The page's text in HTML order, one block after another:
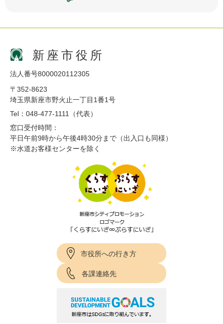
新座市役所
法人番号8000020112305
〒352-8623
埼玉県新座市野火止一丁目1番1号
Tel：048-477-1111（代表）
窓口受付時間：
平日午前9時から午後4時30分まで（出入口も同様）
※水道お客様センターを除く
市役所への行き方
各課連絡先